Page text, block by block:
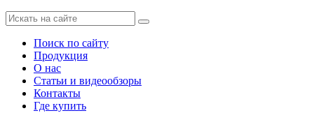
Поиск по сайту
Продукция
О нас
Статьи и видеообзоры
Контакты
Где купить